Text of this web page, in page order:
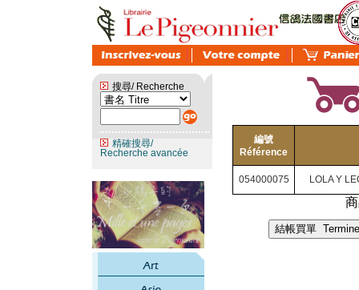
搜尋/ Recherche
精確搜尋/
Recherche avancée
編號
Référence
054000075 LOLA Y